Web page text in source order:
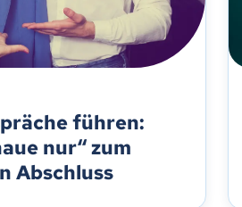
führen:
nur“ zum
Abschluss